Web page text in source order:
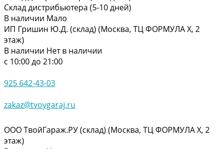
Склад дистрибьютера (5-10 дней)
В наличии Мало
ИП Гришин Ю.Д. (склад) (Москва, ТЦ ФОРМУЛА Х, 2
этаж)
В наличии Нет в наличии
с 10:00 до 21:00
925 642-43-03
zakaz@tvoygaraj.ru
ООО ТвойГараж.РУ (склад) (Москва, ТЦ ФОРМУЛА Х, 2
этаж)